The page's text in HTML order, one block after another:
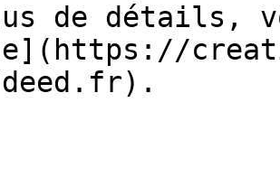
de détails,